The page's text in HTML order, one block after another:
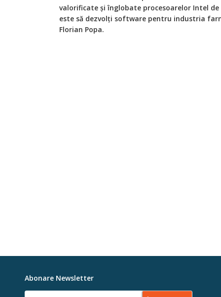
valorificate și înglobate procesoarelor Intel
este să dezvolți software pentru industria
Florian Popa.
Abonare Newsletter